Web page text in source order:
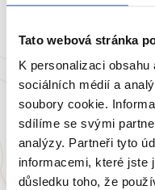
Tato webová stránka
K personalizaci
sociálních médií a
soubory cookie.
sdílíme se svými
analýzy. Partneři tyto
informacemi, které jste
důsledku toho, že
Inspirace
10 důvodů, proč
divočiny: Vstupte
zpomalit a ztišit